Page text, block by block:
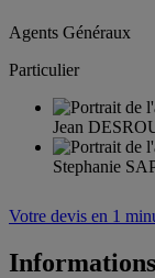
Agents Généraux
Particulier
Jean
Stephanie
Votre devis en 1